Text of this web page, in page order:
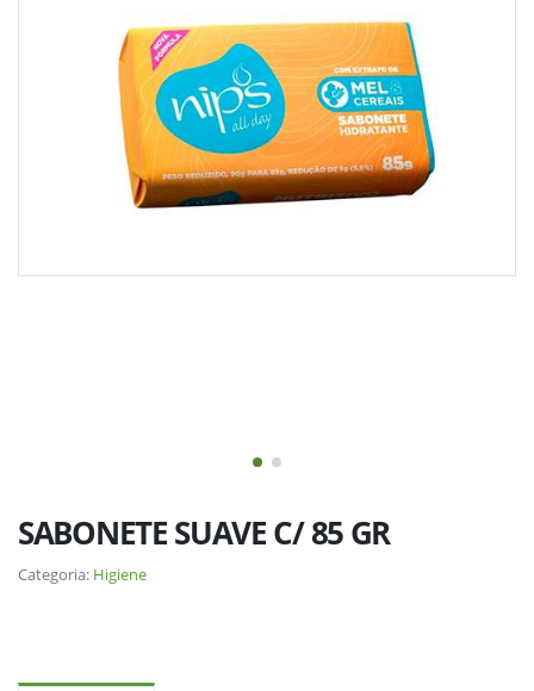
SABONETE SUAVE C/ 85 GR
Categoria: Higiene